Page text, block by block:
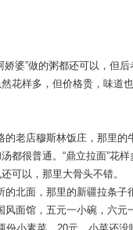
婆”做的粥都还可以，但后
花样多，但价格贵，味道
老店穆斯林饭庄，那里的
都很普通。“鼎立拉面”花
可以，那里大骨头不错。
北面，那里的新疆拉条子
面馆，五元一小碗，六